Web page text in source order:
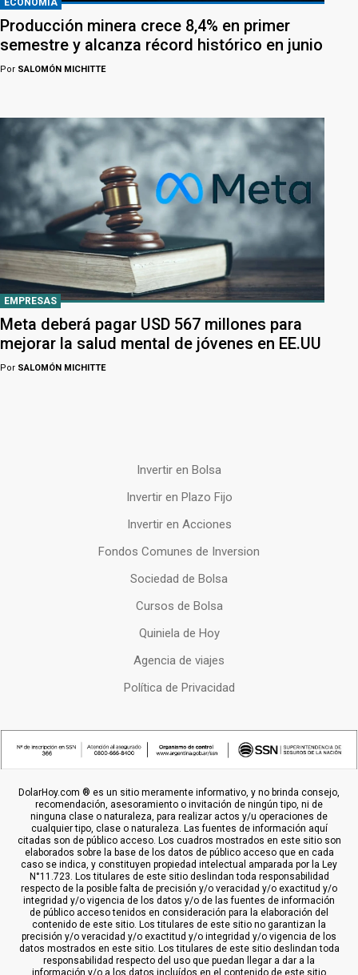
ECONOMÍA
Producción minera crece 8,4% en primer
semestre y alcanza récord histórico en junio
Por SALOMÓN MICHITTE
EMPRESAS
Meta deberá pagar USD 567 millones para
mejorar la salud mental de jóvenes en EE.UU
Por SALOMÓN MICHITTE
Invertir en Bolsa
Invertir en Plazo Fijo
Invertir en Acciones
Fondos Comunes de Inversion
Sociedad de Bolsa
Cursos de Bolsa
Quiniela de Hoy
Agencia de viajes
Política de Privacidad
DolarHoy.com ® es un sitio meramente informativo, y no brinda consejo,
recomendación, asesoramiento o invitación de ningún tipo, ni de
ninguna clase o naturaleza, para realizar actos y/u operaciones de
cualquier tipo, clase o naturaleza. Las fuentes de información aquí
citadas son de público acceso. Los cuadros mostrados en este sitio son
elaborados sobre la base de los datos de público acceso que en cada
caso se indica, y constituyen propiedad intelectual amparada por la Ley
N°11.723. Los titulares de este sitio deslindan toda responsabilidad
respecto de la posible falta de precisión y/o veracidad y/o exactitud y/o
integridad y/o vigencia de los datos y/o de las fuentes de información
de público acceso tenidos en consideración para la elaboración del
contenido de este sitio. Los titulares de este sitio no garantizan la
precisión y/o veracidad y/o exactitud y/o integridad y/o vigencia de los
datos mostrados en este sitio. Los titulares de este sitio deslindan toda
responsabilidad respecto del uso que puedan llegar a dar a la
información y/o a los datos incluídos en el contenido de este sitio